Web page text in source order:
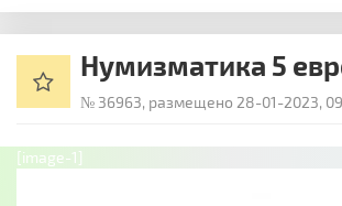
Нумизматика 5
№ 36963, размещено 28-01-2023,
[image-1]